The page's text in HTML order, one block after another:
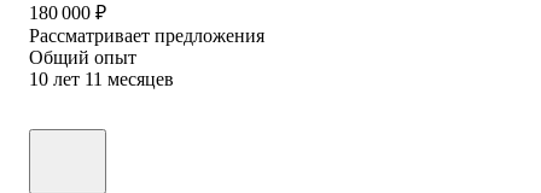
180 000 ₽
Рассматривает предложения
Общий опыт
10 лет 11 месяцев